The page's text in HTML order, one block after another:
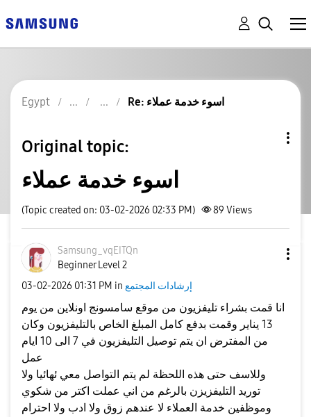
Egypt Re: اسوء خدمة عملاء
Original topic:
اسوء خدمة عملاء
(Topic created on: 03-02-2026 02:33 PM) 89 Views
Samsung_vqEITQn
Beginner Level 2
‎03-02-2026 01:31 PM in إرشادات المجتمع
انا قمت بشراء تليفزيون من موقع سامسونج اونلاين من يوم
13 يناير وقمت بدفع كامل المبلغ الخاص بالتليفزيون وكان
من المفترض ان يتم توصيل التليفزيون في 7 الى 10 ايام
عمل
وللاسف حتى هذه اللحظة لم يتم التواصل معي ئهائيا ولا
توريد التليفزيزن بالرغم من اني عملت اكتر من شكوي
وموظفين خدمة العملاء لا عندهم زوق ولا ادب ولا احترام